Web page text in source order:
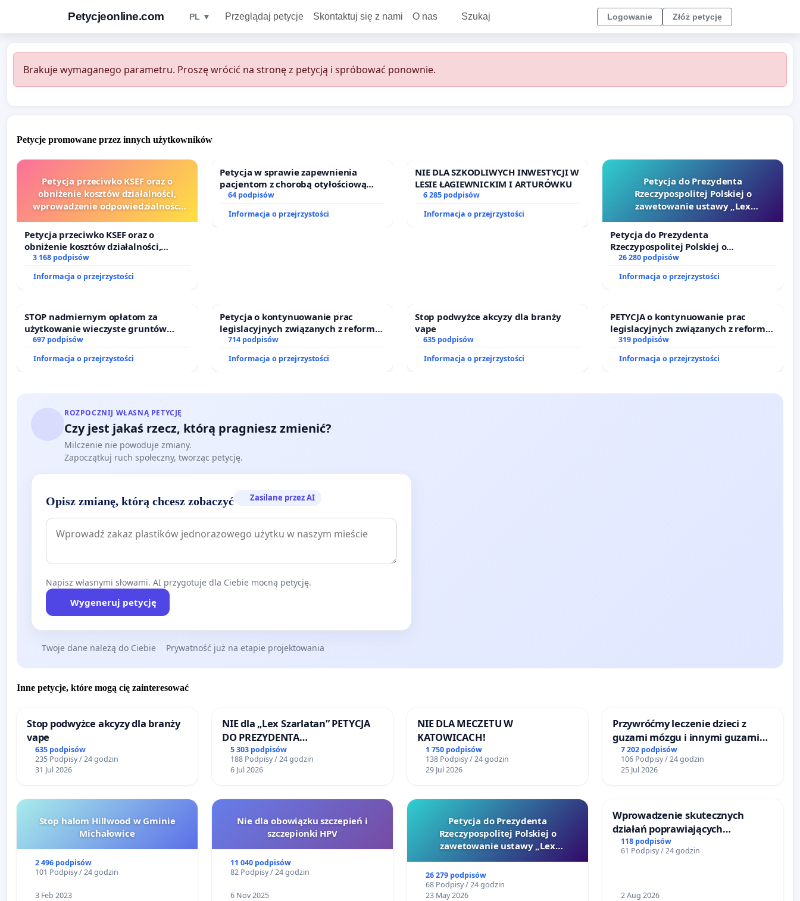
Petycjeonline.com PL ▼ Przeglądaj petycje Skontaktuj się z nami O nas Szukaj Logowanie Złóż petycję
Brakuje wymaganego parametru. Proszę wrócić na stronę z petycją i spróbować ponownie.
Petycje promowane przez innych użytkowników
Petycja przeciwko KSEF oraz o
obniżenie kosztów działalności,
wprowadzenie odpowiedzialności
sędziów
Petycja przeciwko KSEF oraz o
obniżenie kosztów działalności,
wprowadzenie odpowiedzialności
finansowej kluczowych urzędników i
sędziów
3 168 podpisów
Informacja o przejrzystości
Petycja w sprawie zapewnienia
pacjentom z chorobą otyłościową
dostępu do kompleksowego leczenia
oraz programów profilaktycznych.
64 podpisów
Informacja o przejrzystości
NIE DLA SZKODLIWYCH INWESTYCJI W
LESIE ŁAGIEWNICKIM I ARTURÓWKU
6 285 podpisów
Informacja o przejrzystości
Petycja do Prezydenta
Rzeczypospolitej Polskiej o
zawetowanie ustawy „Lex
Petycja do Prezydenta
Rzeczypospolitej Polskiej o
zawetowanie ustawy „Lex Szarlatan”
26 280 podpisów
Informacja o przejrzystości
STOP nadmiernym opłatom za
użytkowanie wieczyste gruntów
zajmowanych przez rodzinne ogrody
działkowe.
697 podpisów
Informacja o przejrzystości
Petycja o kontynuowanie prac
legislacyjnych związanych z reformą
prawa rodzinnego
714 podpisów
Informacja o przejrzystości
Stop podwyżce akcyzy dla branży
vape
635 podpisów
Informacja o przejrzystości
PETYCJA o kontynuowanie prac
legislacyjnych związanych z reformą
prawa rodzinnego
319 podpisów
Informacja o przejrzystości
ROZPOCZNIJ WŁASNĄ PETYCJĘ
Czy jest jakaś rzecz, którą pragniesz zmienić?
Milczenie nie powoduje zmiany.
Zapoczątkuj ruch społeczny, tworząc petycję.
Opisz zmianę, którą chcesz zobaczyć Zasilane przez AI
Napisz własnymi słowami. AI przygotuje dla Ciebie mocną petycję.
Wygeneruj petycję
Twoje dane należą do Ciebie Prywatność już na etapie projektowania
Inne petycje, które mogą cię zainteresować
Stop podwyżce akcyzy dla branży
vape
635 podpisów
235 Podpisy / 24 godzin
31 Jul 2026
NIE dla „Lex Szarlatan” PETYCJA
DO PREZYDENTA
RZECZYPOSPOLITEJ POLSKIEJ
5 303 podpisów
188 Podpisy / 24 godzin
6 Jul 2026
NIE DLA MECZETU W
KATOWICACH!
1 750 podpisów
138 Podpisy / 24 godzin
29 Jul 2026
Przywróćmy leczenie dzieci z
guzami mózgu i innymi guzami
litymi do Górnośląskiego
Centrum Zdrowia Dziecka w
Katowicach
7 202 podpisów
106 Podpisy / 24 godzin
25 Jul 2026
Stop halom Hillwood w Gminie
Michałowice
2 496 podpisów
101 Podpisy / 24 godzin
3 Feb 2023
Nie dla obowiązku szczepień i
szczepionki HPV
11 040 podpisów
82 Podpisy / 24 godzin
6 Nov 2025
Petycja do Prezydenta
Rzeczypospolitej Polskiej o
zawetowanie ustawy „Lex
26 279 podpisów
68 Podpisy / 24 godzin
23 May 2026
Wprowadzenie skutecznych
działań poprawiających
bezpieczeństwo na ulicy
Żeromskiego w Otwocku
118 podpisów
61 Podpisy / 24 godzin
2 Aug 2026